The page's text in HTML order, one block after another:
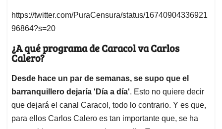
https://twitter.com/PuraCensura/status/16740904336921
96864?s=20
¿A qué programa de Caracol va Carlos
Calero?
Desde hace un par de semanas, se supo que el
barranquillero dejaría 'Día a día'. Esto no quiere decir
que dejará el canal Caracol, todo lo contrario. Y es que,
para ellos Carlos Calero es tan importante que, se ha